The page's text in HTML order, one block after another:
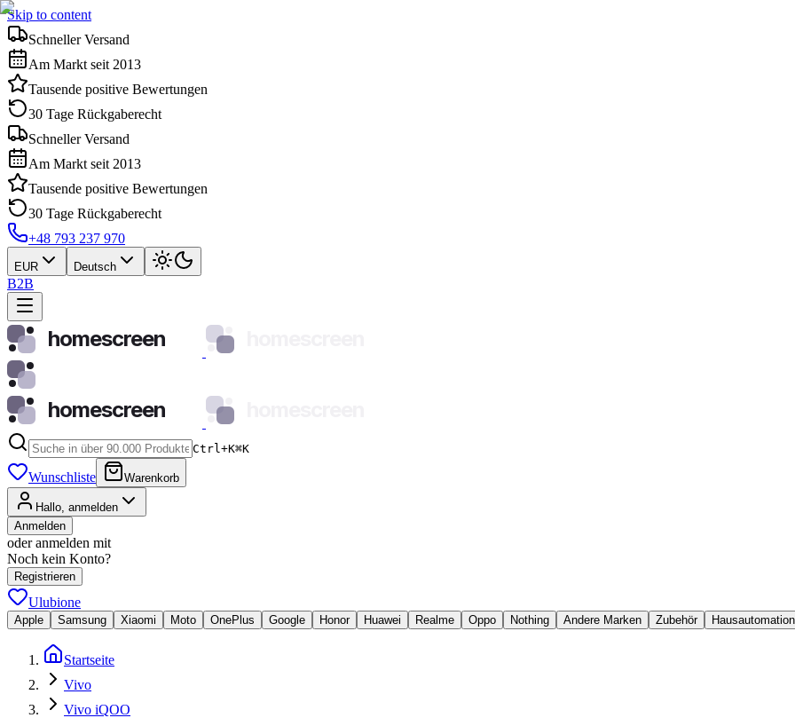
Skip to content
Schneller Versand
Am Markt seit 2013
Tausende positive Bewertungen
30 Tage Rückgaberecht
Schneller Versand
Am Markt seit 2013
Tausende positive Bewertungen
30 Tage Rückgaberecht
+48 793 237 970
EUR Deutsch
B2B
homescreen
homescreen
Ctrl+K⌘K
Wunschliste Warenkorb
Hallo, anmelden
Anmelden
oder anmelden mit
Noch kein Konto?
Registrieren
Ulubione
Apple Samsung Xiaomi Moto OnePlus Google Honor Huawei Realme Oppo Nothing Andere Marken Zubehör Hausautomation
Startseite
Vivo
Vivo iQOO